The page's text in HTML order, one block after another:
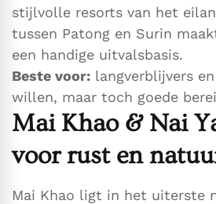
stijlvolle resorts van het
tussen Patong en Surin
een handige uitvalsbasis.
Beste voor: langverblijvers
willen, maar toch goede
Mai Khao & Nai
voor rust en
Mai Khao ligt in het uiterste